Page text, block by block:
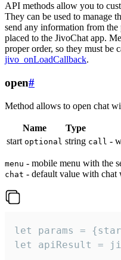
API methods allow you to
They can be used to manage
send any information from
placed to the JivoChat app.
proper order, so they must be
jivo_onLoadCallback.
open#
Method allows to open chat
Name Type
start optional string call -
menu - mobile menu with the
chat - default value with chat
let params =
let apiResult =